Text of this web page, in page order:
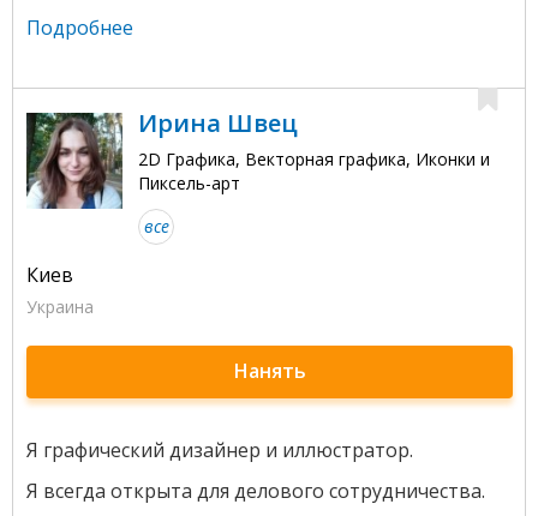
Подробнее
Ирина Швец
2D Графика, Векторная графика, Иконки и
Пиксель-арт
все
Киев
Украина
Нанять
Я графический дизайнер и иллюстратор.
Я всегда открыта для делового сотрудничества.